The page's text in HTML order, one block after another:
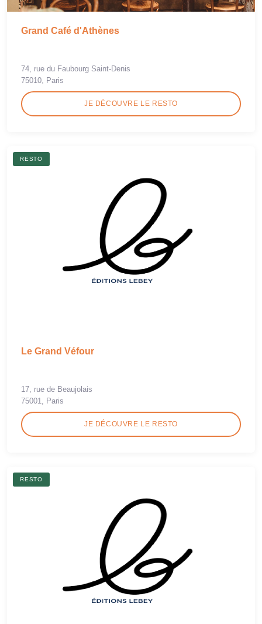
Grand Café d'Athènes
74, rue du Faubourg Saint-Denis
75010, Paris
JE DÉCOUVRE LE RESTO
RESTO
Le Grand Véfour
17, rue de Beaujolais
75001, Paris
JE DÉCOUVRE LE RESTO
RESTO